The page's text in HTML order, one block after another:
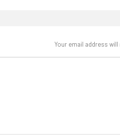
Your email address will